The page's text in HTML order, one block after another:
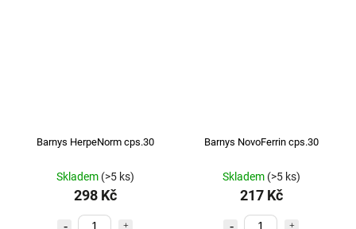
Barnys HerpeNorm cps.30
Skladem (>5 ks)
298 Kč
Barnys NovoFerrin cps.30
Skladem (>5 ks)
217 Kč